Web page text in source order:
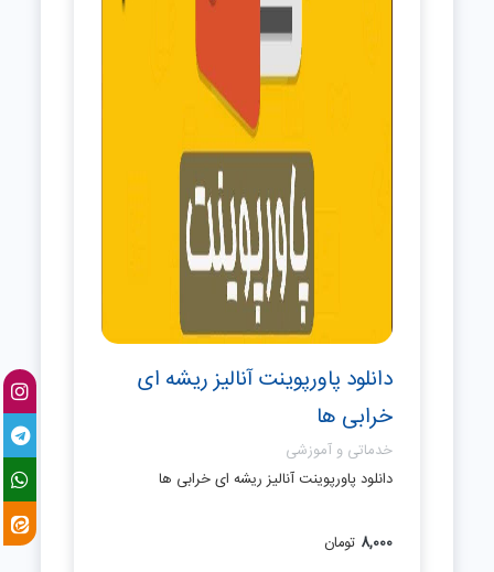
دانلود پاورپوینت آنالیز ریشه ای
خرابی ها
خدماتی و آموزشی
دانلود پاورپوینت آنالیز ریشه ای خرابی ها
8,000 تومان